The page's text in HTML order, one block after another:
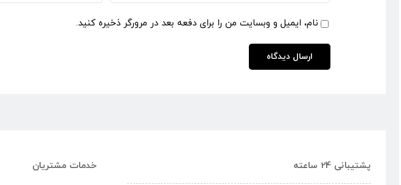
نام، ایمیل و وبسایت من را برای دفعه بعد در مرورگر ذخیره کنید.
پشتیبانی 24 ساعته خدمات مشتریان